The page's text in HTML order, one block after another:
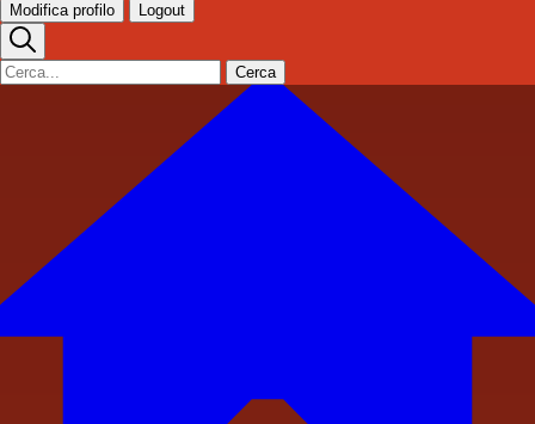
Modifica profilo Logout
Cerca